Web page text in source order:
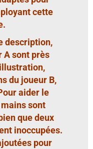
cette
description,
sont près
du joueur B,
aider le
sont
que deux
inoccupées.
pour